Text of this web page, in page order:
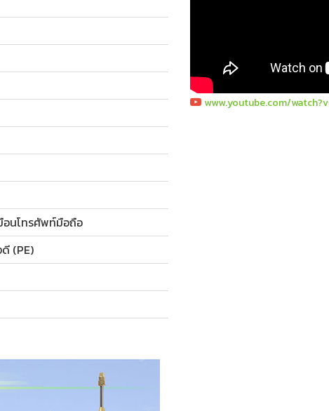
อนโทรศัพท์มือถือ
(PE)
www.youtube.com/